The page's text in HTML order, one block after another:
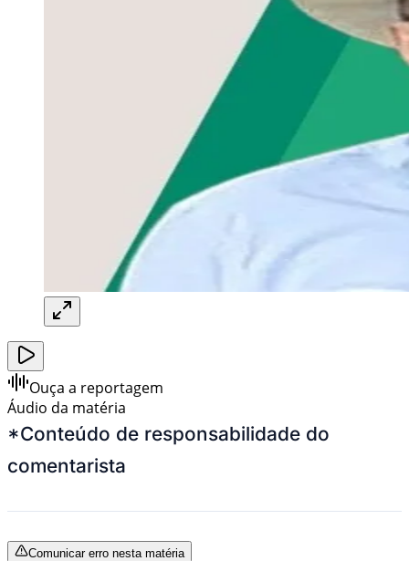
Ouça a reportagem
Áudio da matéria
*Conteúdo de responsabilidade do
comentarista
Comunicar erro nesta matéria